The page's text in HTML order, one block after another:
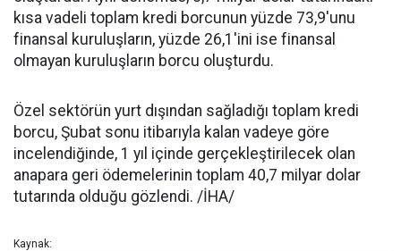
kısa vadeli toplam kredi borcunun yüzde 73,9'unu
finansal kuruluşların, yüzde 26,1'ini ise finansal
olmayan kuruluşların borcu oluşturdu.
Özel sektörün yurt dışından sağladığı toplam kredi
borcu, Şubat sonu itibarıyla kalan vadeye göre
incelendiğinde, 1 yıl içinde gerçekleştirilecek olan
anapara geri ödemelerinin toplam 40,7 milyar dolar
tutarında olduğu gözlendi. /İHA/
Kaynak: